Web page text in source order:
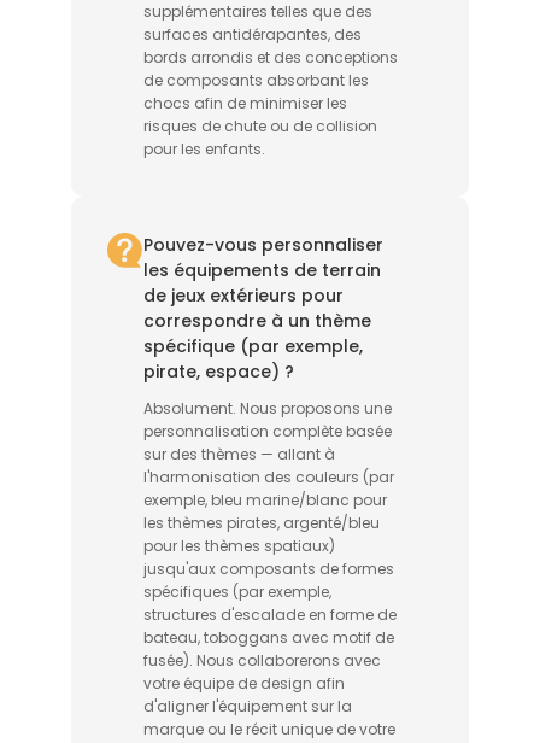
supplémentaires telles que des
surfaces antidérapantes, des
bords arrondis et des conceptions
de composants absorbant les
chocs afin de minimiser les
risques de chute ou de collision
pour les enfants.
Pouvez-vous personnaliser
les équipements de terrain
de jeux extérieurs pour
correspondre à un thème
spécifique (par exemple,
pirate, espace) ?
Absolument. Nous proposons une
personnalisation complète basée
sur des thèmes — allant à
l'harmonisation des couleurs (par
exemple, bleu marine/blanc pour
les thèmes pirates, argenté/bleu
pour les thèmes spatiaux)
jusqu'aux composants de formes
spécifiques (par exemple,
structures d'escalade en forme de
bateau, toboggans avec motif de
fusée). Nous collaborerons avec
votre équipe de design afin
d'aligner l'équipement sur la
marque ou le récit unique de votre